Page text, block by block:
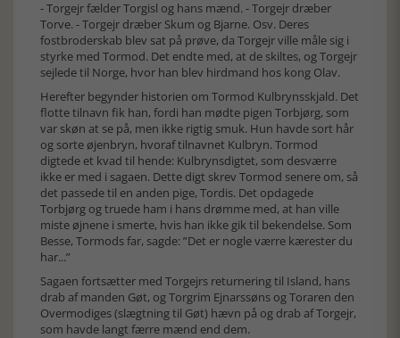
- Torgejr fælder Torgisl og hans mænd. - Torgejr dræber
Torve. - Torgejr dræber Skum og Bjarne. Osv. Deres
fostbroderskab blev sat på prøve, da Torgejr ville måle sig i
styrke med Tormod. Det endte med, at de skiltes, og Torgejr
sejlede til Norge, hvor han blev hirdmand hos kong Olav.
Herefter begynder historien om Tormod Kulbrynsskjald. Det
flotte tilnavn fik han, fordi han mødte pigen Torbjørg, som
var skøn at se på, men ikke rigtig smuk. Hun havde sort hår
og sorte øjenbryn, hvoraf tilnavnet Kulbryn. Tormod
digtede et kvad til hende: Kulbrynsdigtet, som desværre
ikke er med i sagaen. Dette digt skrev Tormod senere om, så
det passede til en anden pige, Tordis. Det opdagede
Torbjørg og truede ham i hans drømme med, at han ville
miste øjnene i smerte, hvis han ikke gik til bekendelse. Som
Besse, Tormods far, sagde: ”Det er nogle værre kærester du
har...”
Sagaen fortsætter med Torgejrs returnering til Island, hans
drab af manden Gøt, og Torgrim Ejnarssøns og Toraren den
Overmodiges (slægtning til Gøt) hævn på og drab af Torgejr,
som havde langt færre mænd end dem.